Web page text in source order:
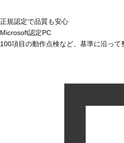
正規認定で品質も安心
Microsoft認定PC
100項目の動作点検など、基準に沿っ